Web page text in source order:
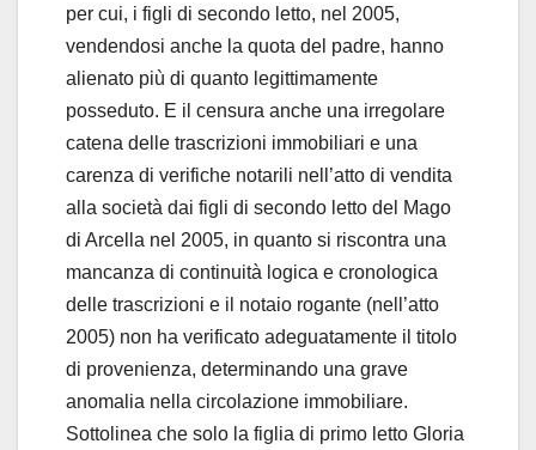
per cui, i figli di secondo letto, nel 2005,
vendendosi anche la quota del padre, hanno
alienato più di quanto legittimamente
posseduto. E il censura anche una irregolare
catena delle trascrizioni immobiliari e una
carenza di verifiche notarili nell’atto di vendita
alla società dai figli di secondo letto del Mago
di Arcella nel 2005, in quanto si riscontra una
mancanza di continuità logica e cronologica
delle trascrizioni e il notaio rogante (nell’atto
2005) non ha verificato adeguatamente il titolo
di provenienza, determinando una grave
anomalia nella circolazione immobiliare.
Sottolinea che solo la figlia di primo letto Gloria